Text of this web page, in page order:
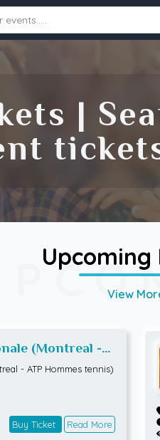
|
Upcoming
View
(Montreal -
3
- ATP Hommes tennis)
Buy Ticket Read More